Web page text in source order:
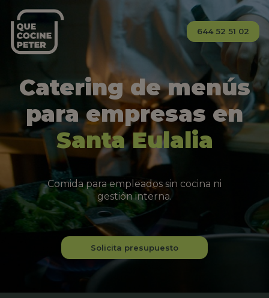
644 52 51 02
Catering de menús
para empresas en
Santa Eulalia
Comida para empleados sin cocina ni
gestión interna.
Solicita presupuesto